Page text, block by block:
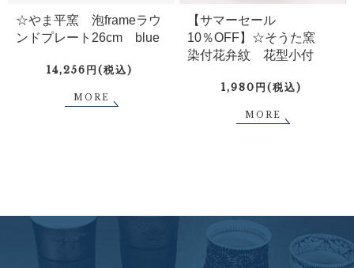
☆やま平窯 泡frameラウ
ンドプレート26cm blue
14,256円(税込)
MORE
【サマーセール
10％OFF】☆そうた窯
染付花弁紋 花型小付
1,980円(税込)
MORE